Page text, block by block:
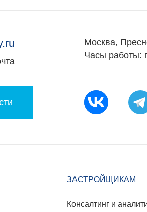
Москва,
Часы работы:
ЗАСТРОЙЩИКАМ
Консалтинг и